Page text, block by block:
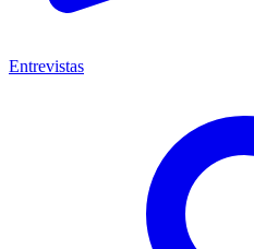
Entrevistas